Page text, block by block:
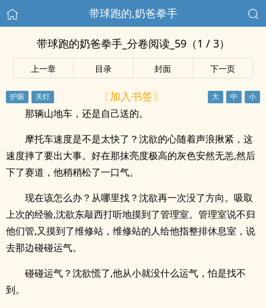
带球跑的,奶爸拳手
带球跑的奶爸拳手_分卷阅读_59（1 / 3）
上一章 目录 封面 下一页
〔加入书签〕
那辆山地车，还是自己送的。
摩托车速度是不是太快了？沈欲的心随着声浪揪紧，这
速度摔了要出大事。好在那抹亮度极高的灰色安然无恙,然后
下了赛道，他稍稍松了一口气。
现在该怎么办？从哪里找？沈欲再一次没了方向。吸取
上次的经验,沈欲东敲西打听地摸到了管理室。管理室说不归
他们管,又摸到了维修站，维修站的人给他指整排休息室，说
去那边碰碰运气。
碰碰运气？沈欲慌了,他从小就没什么运气，怕是找不
到。